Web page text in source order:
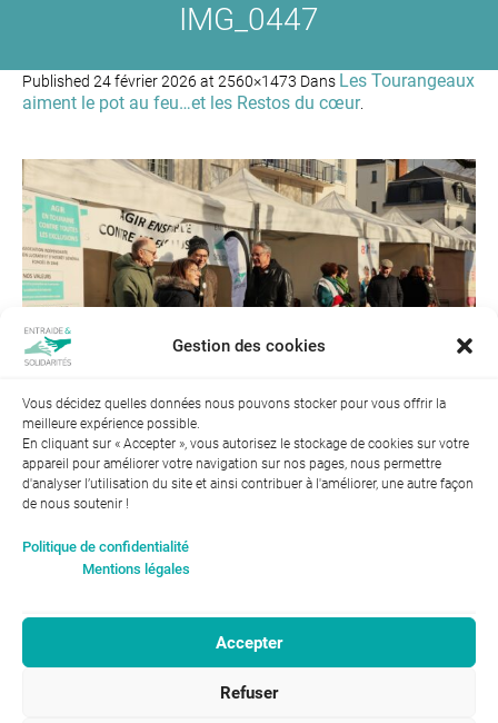
Gestion des cookies
Vous décidez quelles données nous pouvons stocker pour vous offrir la
meilleure expérience possible.
En cliquant sur « Accepter », vous autorisez le stockage de cookies sur votre
appareil pour améliorer votre navigation sur nos pages, nous permettre
d'analyser l’utilisation du site et ainsi contribuer à l'améliorer, une autre façon
de nous soutenir !
Politique de confidentialité
Mentions légales
Accepter
Refuser
IMG_0447
Published 24 février 2026 at 2560×1473 Dans Les Tourangeaux
aiment le pot au feu…et les Restos du cœur.
femmes : 94
Entraide et Solidarités
46, avenue Gustave Eiffel
RGPD-Confidentialité|